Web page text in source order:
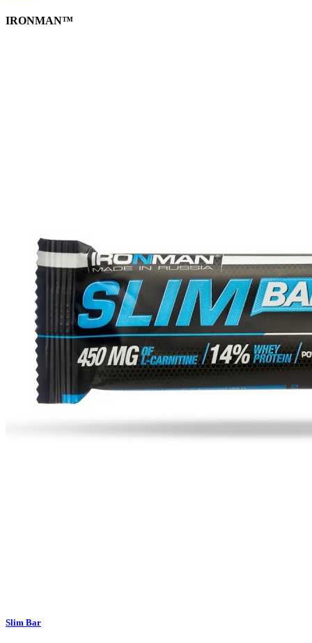
IRONMAN™
Slim Bar